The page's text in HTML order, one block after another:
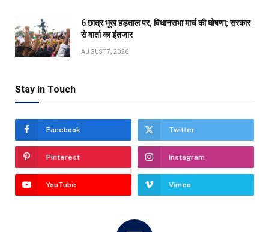
6 छात्र भूख हड़ताल पर, विधानसभा मार्च की घोषणा; सरकार
से वार्ता का इंतजार
AUGUST 7, 2026
Stay In Touch
Facebook Twitter
Pinterest Instagram
YouTube Vimeo